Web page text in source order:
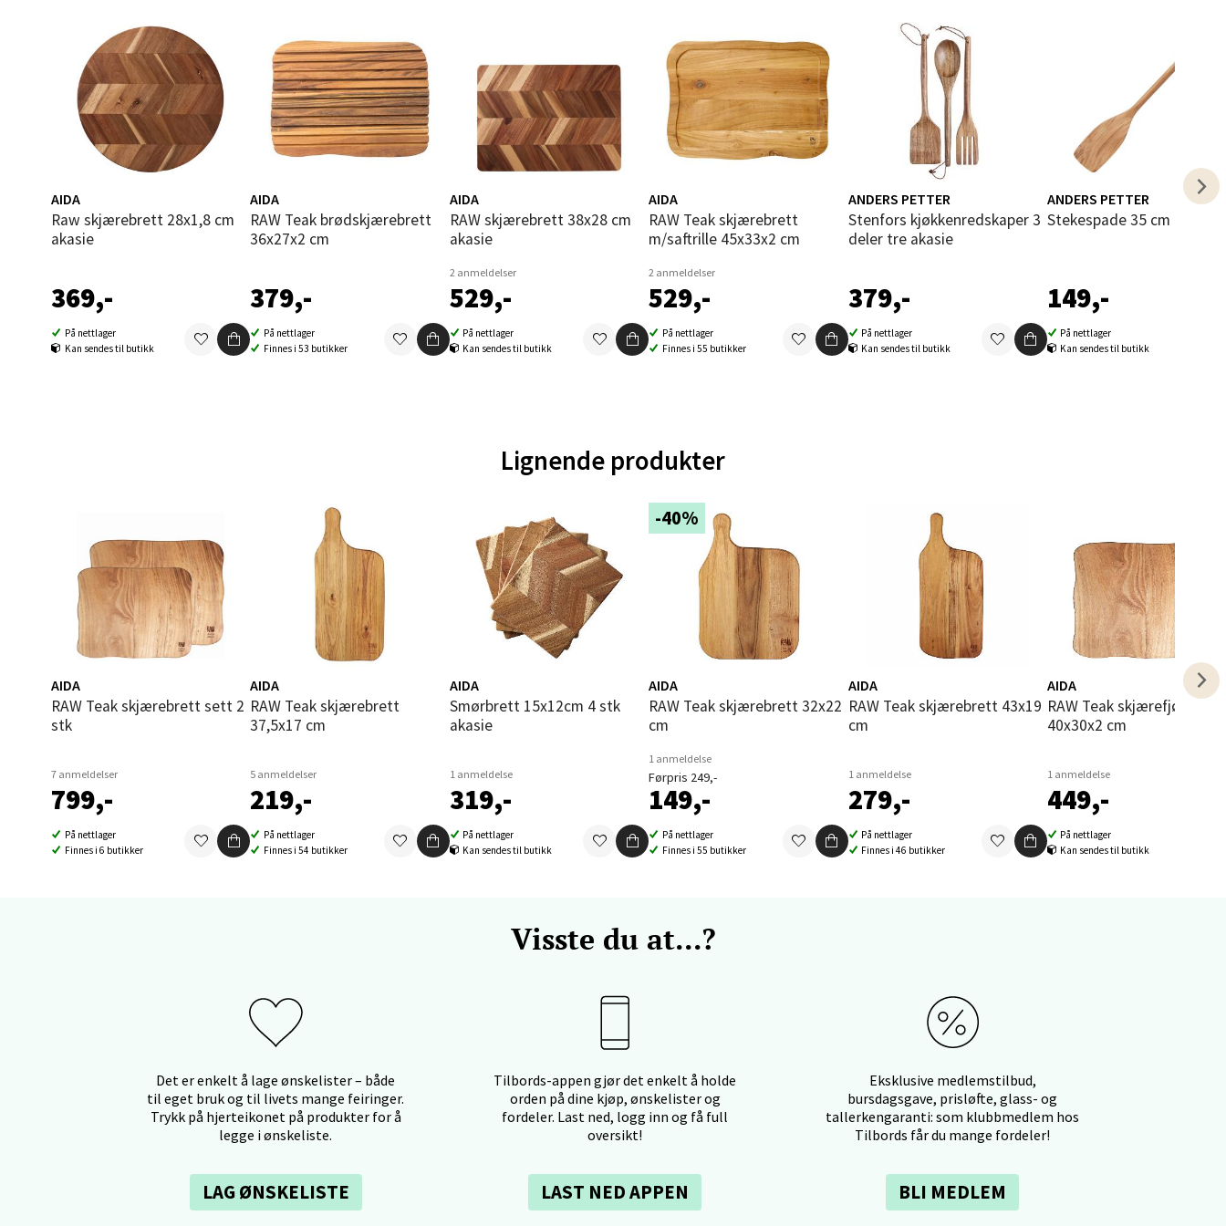
AIDA
Raw skjærebrett 28x1,8 cm
akasie
369,-
På nettlager
Kan sendes til butikk
AIDA
RAW Teak brødskjærebrett
36x27x2 cm
379,-
På nettlager
Finnes i 53 butikker
AIDA
RAW skjærebrett 38x28 cm
akasie
2 anmeldelser
529,-
På nettlager
Kan sendes til butikk
AIDA
RAW Teak skjærebrett
m/saftrille 45x33x2 cm
2 anmeldelser
529,-
På nettlager
Finnes i 55 butikker
ANDERS PETTER
Stenfors kjøkkenredskaper 3
deler tre akasie
379,-
På nettlager
Kan sendes til butikk
ANDERS PETTER
Stekespade 35 cm eik
149,-
På nettlager
Kan sendes til butikk
Lignende produkter
AIDA
RAW Teak skjærebrett sett 2
stk
7 anmeldelser
799,-
På nettlager
Finnes i 6 butikker
AIDA
RAW Teak skjærebrett
37,5x17 cm
5 anmeldelser
219,-
På nettlager
Finnes i 54 butikker
AIDA
Smørbrett 15x12cm 4 stk
akasie
1 anmeldelse
319,-
På nettlager
Kan sendes til butikk
-40%
AIDA
RAW Teak skjærebrett 32x22
cm
1 anmeldelse
Førpris 249,-
149,-
På nettlager
Finnes i 55 butikker
AIDA
RAW Teak skjærebrett 43x19
cm
1 anmeldelse
279,-
På nettlager
Finnes i 46 butikker
AIDA
RAW Teak skjærefjøl i tre
40x30x2 cm
1 anmeldelse
449,-
På nettlager
Kan sendes til butikk
Visste du at...?
Det er enkelt å lage ønskelister – både
til eget bruk og til livets mange feiringer.
Trykk på hjerteikonet på produkter for å
legge i ønskeliste.
LAG ØNSKELISTE
Tilbords-appen gjør det enkelt å holde
orden på dine kjøp, ønskelister og
fordeler. Last ned, logg inn og få full
oversikt!
LAST NED APPEN
Eksklusive medlemstilbud,
bursdagsgave, prisløfte, glass- og
tallerkengaranti: som klubbmedlem hos
Tilbords får du mange fordeler!
BLI MEDLEM
Ålesund - Thon Senter Moa
Langelandsvegen 25, 6010 Ålesund
Molde - Moldetorget
Torget 1, 6413 Molde
Åpent i dag 10-20
Velg
Bolagsgata 1, 8514 Narvik
Bergen - Oasen Senter
Folke Bernadottes vei 52, 5147 Fyllingsdalen
Åpent i dag 10-21
Oppdal - Aunasenteret
Aunasenteret, Sunndalsvegen 3, 7340 Oppdal
Åpent i dag 10-19
5 i butikk
Velg
Orkanger - Thon Senter Orkanger
Sandvika - Thon Senter Sandvika